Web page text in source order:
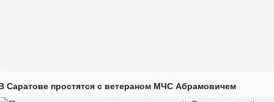
Саратове простятся с ветераном МЧС Абрамовичем